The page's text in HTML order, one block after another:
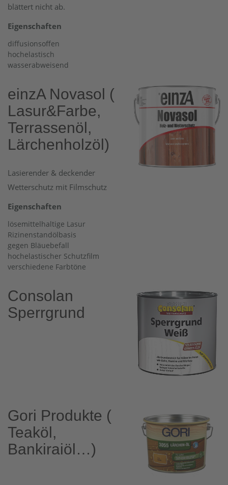
blättert nicht ab.
Eigenschaften
diffusionsoffen
hochelastisch
wasserabweisend
einzA Novasol (
Lasur&Farbe,
Terrassenöl,
Lärchenholzöl)
Lasierender & deckender
Wetterschutz mit Filmschutz
Eigenschaften
lösemittelhaltige Lasur
Rizinenstandölbasis
gegen Bläuebefall
hochelastischer Schutzfilm
verschiedene Farbtöne
Consolan
Sperrgrund
Gori Produkte (
Teaköl,
Bankiraiöl…)